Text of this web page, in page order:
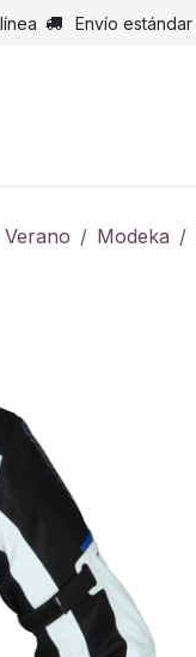
Envío estándar
Verano Modeka